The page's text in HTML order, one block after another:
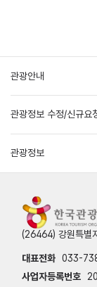
관광안내
관광정보 수정/신규요
관광정보
(26464) 강원특별
대표전화 033-
사업자등록번호